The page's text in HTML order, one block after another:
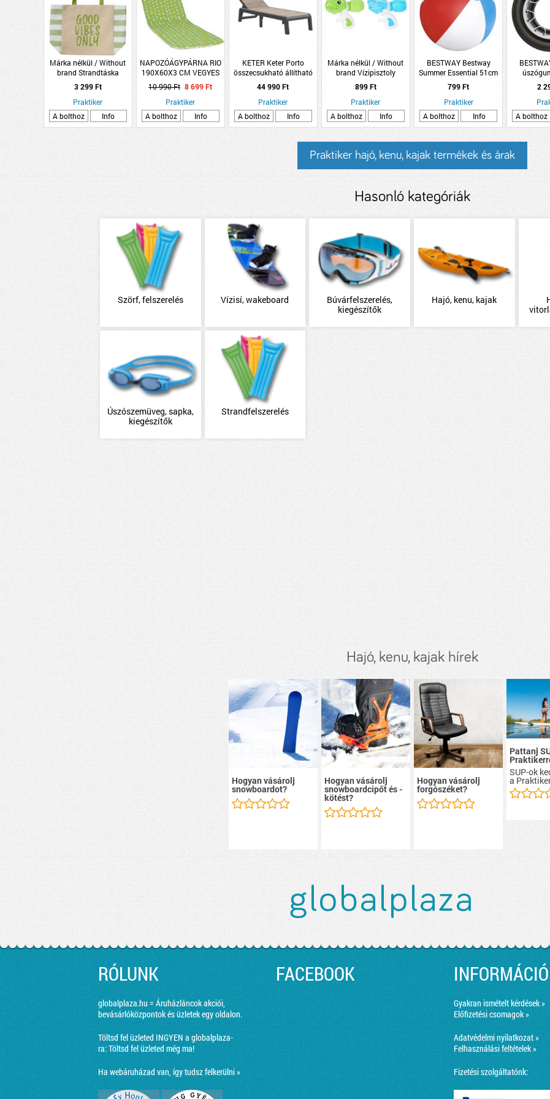
Márka nélkül / Without
brand Strandtáska
56x36x18cm feliratos 3-
féle modell
3 299 Ft
Praktiker
A bolthoz
Info
NAPOZÓÁGYPÁRNA RIO
190X60X3 CM VEGYES
SZÍNEKBEN
10 990 Ft 8 699 Ft
Praktiker
A bolthoz
Info
KETER Keter Porto
összecsukható állítható
háttámlás műanyag
napozóágy
44 990 Ft
Praktiker
A bolthoz
Info
Márka nélkül / Without
brand Vízipisztoly
15x13x6,5cm 2-féle
899 Ft
Praktiker
A bolthoz
Info
BESTWAY Bestway
Summer Essential 51cm
felfújható csíkos
strandlabda
799 Ft
Praktiker
A bolthoz
Info
2
A bolthoz
Praktiker hajó, kenu, kajak termékek és árak
Hasonló kategóriák
Szörf, felszerelés Vízisí, wakeboard
Búvárfelszerelés,
kiegészítők
Hajó, kenu, kajak
Úszószemüveg, sapka,
kiegészítők
Strandfelszerelés
Hajó, kenu, kajak hírek
Hogyan vásárolj
snowboardot?
Hogyan vásárolj
snowboardcipőt és -
kötést?
Hogyan vásárolj
forgószéket?
Pattanj
SUP-ok
a
RÓLUNK
globalplaza.hu = Áruházláncok akciói,
bevásárlóközpontok és üzletek egy oldalon.
Töltsd fel üzleted INGYEN a globalplaza-
ra:Töltsd fel üzleted még ma!
Ha webáruházad van, így tudsz felkerülni »
FACEBOOK INFORMÁCIÓ
Gyakran ismételt kérdések »
Előfizetési csomagok »
Adatvédelmi nyilatkozat »
Felhasználási feltételek »
Fizetési szolgáltatónk: